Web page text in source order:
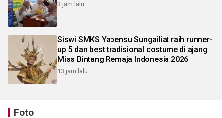
3 jam lalu
Siswi SMKS Yapensu Sungailiat raih runner-
up 5 dan best tradisional costume di ajang
Miss Bintang Remaja Indonesia 2026
13 jam lalu
Foto